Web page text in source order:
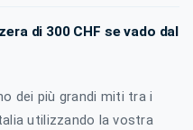
di 300 CHF se vado dal
dei più grandi miti tra i
utilizzando la vostra